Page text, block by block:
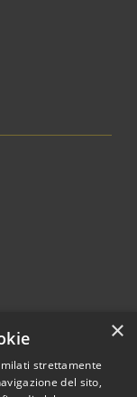
×
strettamente
del sito,